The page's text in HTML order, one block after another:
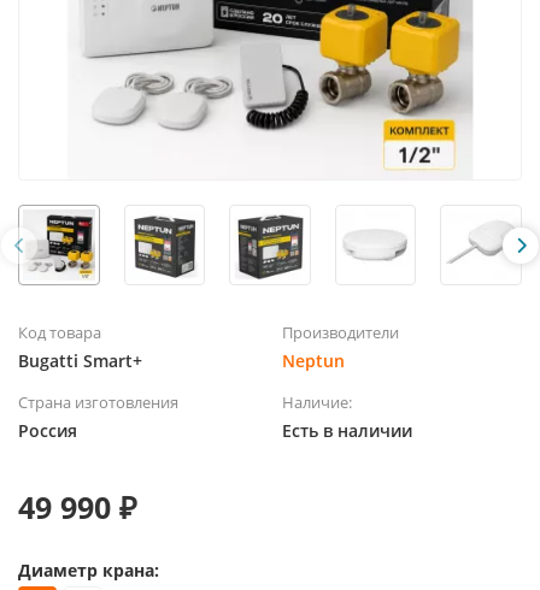
Код товара
Bugatti Smart+
Производители
Neptun
Страна изготовления
Россия
Наличие:
Есть в наличии
49 990 ₽
Диаметр крана: